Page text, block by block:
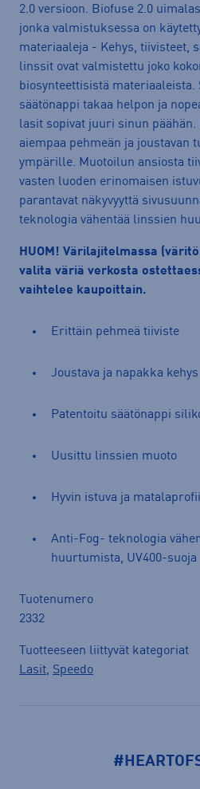
2.0 versioon. Biofuse 2.0
jonka valmistuksessa on
materiaaleja - Kehys, tiivisteet,
linssit ovat valmistettu joko
biosynteettisistä
säätönappi takaa helpon ja
lasit sopivat juuri sinun päähän.
aiempaa pehmeän ja joustavan
ympärille. Muotoilun ansiosta
vasten luoden erinomaisen
parantavat näkyvyyttä
teknologia vähentää linssien
HUOM! Värilajitelmassa
valita väriä verkosta
vaihtelee kaupoittain.
Erittäin pehmeä tiiviste
Joustava ja napakka kehys
Patentoitu säätönappi
Uusittu linssien muoto
Hyvin istuva ja
Anti-Fog- teknologia
huurtumista, UV400-suoja
Tuotenumero
2332
Tuotteeseen liittyvät kategoriat
Lasit, Speedo